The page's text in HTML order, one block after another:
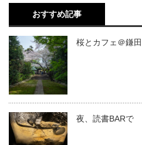
おすすめ記事
桜とカフェ＠鎌
夜、読書BARで